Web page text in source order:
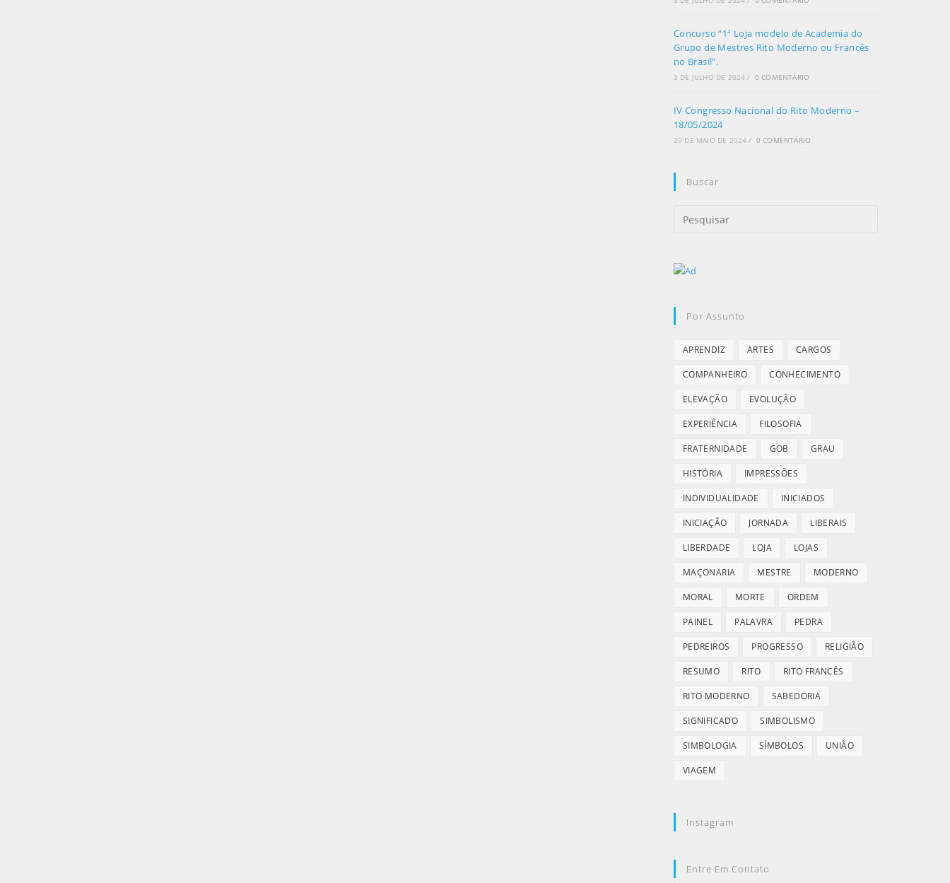
Concurso “1ª Loja modelo de Academia do
Grupo de Mestres Rito Moderno ou Francês
no Brasil”.
3 DE JULHO DE 2024 / 0 COMENTÁRIO
IV Congresso Nacional do Rito Moderno –
18/05/2024
20 DE MAIO DE 2024 / 0 COMENTÁRIO
Buscar
Por Assunto
APRENDIZ ARTES CARGOS
COMPANHEIRO CONHECIMENTO
ELEVAÇÃO EVOLUÇÃO
EXPERIÊNCIA FILOSOFIA
FRATERNIDADE GOB GRAU
HISTÓRIA IMPRESSÕES
INDIVIDUALIDADE INICIADOS
INICIAÇÃO JORNADA LIBERAIS
LIBERDADE LOJA LOJAS
MAÇONARIA MESTRE MODERNO
MORAL MORTE ORDEM
PAINEL PALAVRA PEDRA
PEDREIROS PROGRESSO RELIGIÃO
RESUMO RITO RITO FRANCÊS
RITO MODERNO SABEDORIA
SIGNIFICADO SIMBOLISMO
SIMBOLOGIA SÍMBOLOS UNIÃO
VIAGEM
Instagram
Entre Em Contato